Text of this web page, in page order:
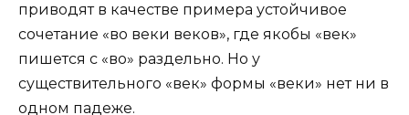
приводят в качестве примера устойчивое
сочетание «во веки веков», где якобы «век»
пишется с «во» раздельно. Но у
существительного «век» формы «веки» нет ни в
одном падеже.